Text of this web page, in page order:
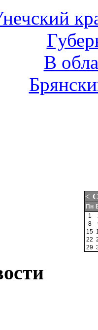
В
<
Пн
1
8
15
22
29